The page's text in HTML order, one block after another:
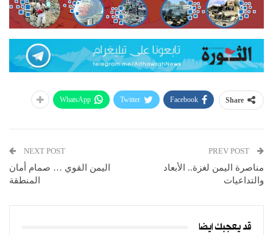
Share
Facebook
Twitter
WhatsApp
مناصرة اليمن لغزة.. الأبعاد
والتداعيات
NEXT POST
اليمن القوي … صمام أمان
المنطقة
قد يعجبك ايضا